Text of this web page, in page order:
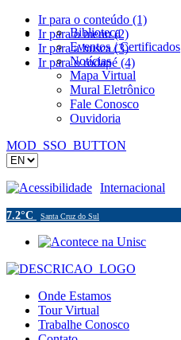
Ir para o conteúdo (1)
Ir para o menu (2)
Ir para a busca (3)
Ir para o rodapé (4)
Biblioteca
Eventos / Certificados
Notícias
Mapa Virtual
Mural Eletrônico
Fale Conosco
Ouvidoria
MOD_SSO_BUTTON
Acessibilidade Internacional
7.2°C Santa Cruz do Sul
Onde Estamos
Tour Virtual
Trabalhe Conosco